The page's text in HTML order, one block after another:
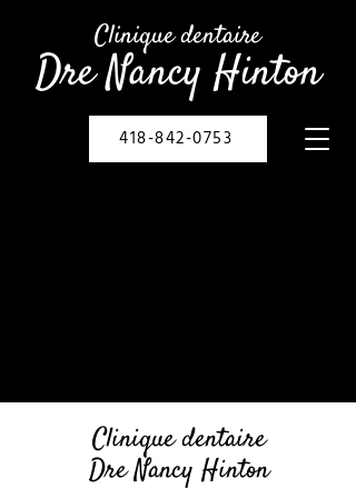
Clinique dentaire
Dre Nancy Hinton
418-842-0753
Clinique dentaire
Dre Nancy Hinton